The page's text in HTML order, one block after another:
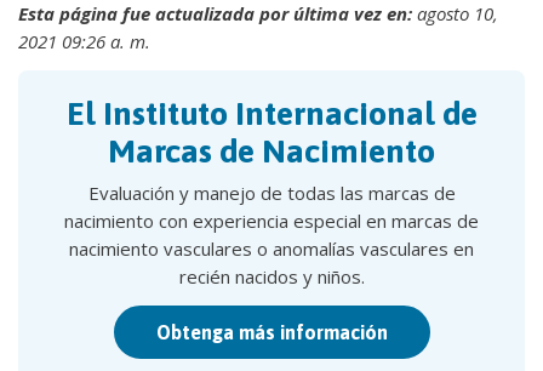
Esta página fue actualizada por última vez en: agosto 10,
2021 09:26 a. m.
El Instituto Internacional de
Marcas de Nacimiento
Evaluación y manejo de todas las marcas de
nacimiento con experiencia especial en marcas de
nacimiento vasculares o anomalías vasculares en
recién nacidos y niños.
Obtenga más información